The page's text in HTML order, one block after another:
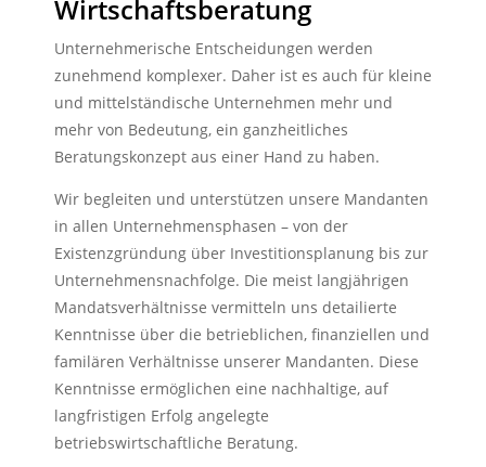
Wirtschaftsberatung
Unternehmerische Entscheidungen werden
zunehmend komplexer. Daher ist es auch für kleine
und mittelständische Unternehmen mehr und
mehr von Bedeutung, ein ganzheitliches
Beratungskonzept aus einer Hand zu haben.
Wir begleiten und unterstützen unsere Mandanten
in allen Unternehmensphasen – von der
Existenzgründung über Investitionsplanung bis zur
Unternehmensnachfolge. Die meist langjährigen
Mandatsverhältnisse vermitteln uns detailierte
Kenntnisse über die betrieblichen, finanziellen und
familären Verhältnisse unserer Mandanten. Diese
Kenntnisse ermöglichen eine nachhaltige, auf
langfristigen Erfolg angelegte
betriebswirtschaftliche Beratung.